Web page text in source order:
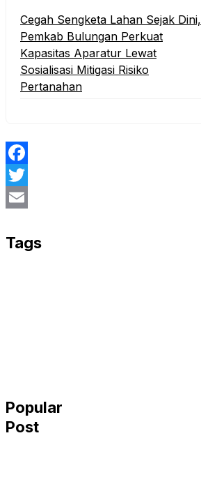
Cegah Sengketa Lahan Sejak Dini,
Pemkab Bulungan Perkuat
Kapasitas Aparatur Lewat
Sosialisasi Mitigasi Risiko
Pertanahan
Facebook
Twitter
Tags
Popular
Post